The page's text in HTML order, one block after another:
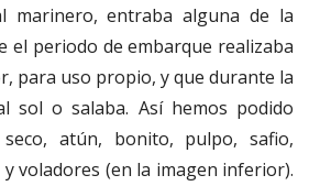
marinero, entraba alguna de la
el periodo de embarque realizaba
para uso propio, y que durante la
sol o salaba. Así hemos podido
atún, bonito, pulpo, safio,
voladores (en la imagen inferior).